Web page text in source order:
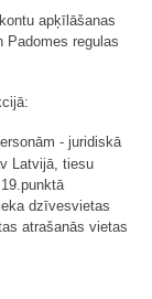
apķīlāšanas
Padomes regulas
- juridiskā
Latvijā, tiesu
dzīvesvietas
atrašanās vietas